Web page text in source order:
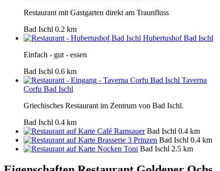
Restaurant mit Gastgarten direkt am Traunfluss
Bad Ischl 0.2 km
Hubertushof Bad Ischl
Einfach - gut - essen
Bad Ischl 0.6 km
Taverna
Corfu Bad Ischl
Griechisches Restaurant im Zentrum von Bad Ischl.
Bad Ischl 0.4 km
Café Ramsauer Bad Ischl 0.4 km
Brasserie 3 Prinzen Bad Ischl 0.4 km
Nocken Toni Bad Ischl 2.5 km